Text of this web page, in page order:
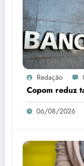
Redação
Copom reduz
06/08/2026